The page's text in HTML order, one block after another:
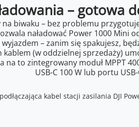
– gotowa
biwaku – bez problemu
naładować Power 1000 Mini
– zanim się spakujesz,
(w oddzielnej sprzedaży)
to zintegrowany moduł MPPT
USB-C 100 W lub portu USB-